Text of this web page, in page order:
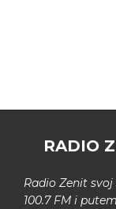
RADIO
Radio Zenit
100.7 FM i